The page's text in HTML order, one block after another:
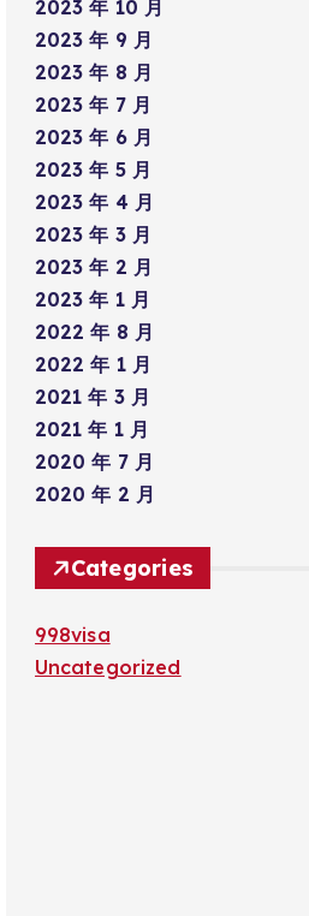
2023 年 10 月
2023 年 9 月
2023 年 8 月
2023 年 7 月
2023 年 6 月
2023 年 5 月
2023 年 4 月
2023 年 3 月
2023 年 2 月
2023 年 1 月
2022 年 8 月
2022 年 1 月
2021 年 3 月
2021 年 1 月
2020 年 7 月
2020 年 2 月
Categories
998visa
Uncategorized